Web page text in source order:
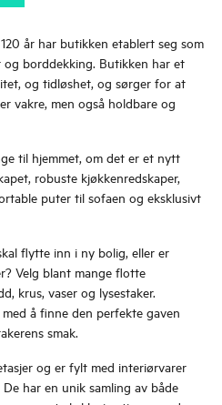
år har butikken etablert seg som
borddekking. Butikken har et
og tidløshet, og sørger for at
vakre, men også holdbare og
til hjemmet, om det er et nytt
robuste kjøkkenredskaper,
puter til sofaen og eksklusivt
flytte inn i ny bolig, eller er
Velg blant mange flotte
krus, vaser og lysestaker.
å finne den perfekte gaven
smak.
og er fylt med interiørvarer
har en unik samling av både